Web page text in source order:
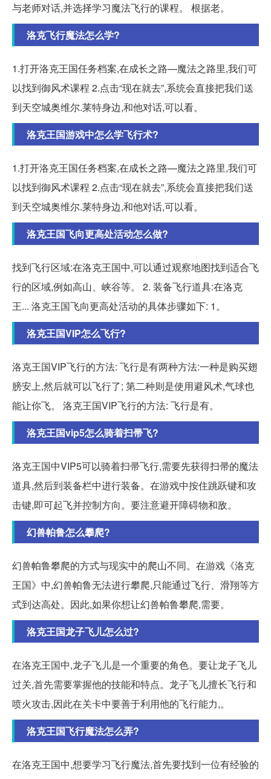
与老师对话,并选择学习魔法飞行的课程。 根据老。
洛克飞行魔法怎么学?
1.打开洛克王国任务档案,在成长之路—魔法之路里,我们可
以找到御风术课程 2.点击“现在就去”,系统会直接把我们送
到天空城奥维尔.莱特身边,和他对话,可以看。
洛克王国游戏中怎么学飞行术?
1.打开洛克王国任务档案,在成长之路—魔法之路里,我们可
以找到御风术课程 2.点击“现在就去”,系统会直接把我们送
到天空城奥维尔.莱特身边,和他对话,可以看。
洛克王国飞向更高处活动怎么做?
找到飞行区域:在洛克王国中,可以通过观察地图找到适合飞
行的区域,例如高山、峡谷等。 2. 装备飞行道具:在洛克
王... 洛克王国飞向更高处活动的具体步骤如下: 1。
洛克王国VIP怎么飞行?
洛克王国VIP飞行的方法: 飞行是有两种方法:一种是购买翅
膀安上,然后就可以飞行了; 第二种则是使用避风术,气球也
能让你飞。 洛克王国VIP飞行的方法: 飞行是有。
洛克王国vip5怎么骑着扫帚飞?
洛克王国中VIP5可以骑着扫帚飞行,需要先获得扫帚的魔法
道具,然后到装备栏中进行装备。在游戏中按住跳跃键和攻
击键,即可起飞并控制方向。要注意避开障碍物和敌。
幻兽帕鲁怎么攀爬?
幻兽帕鲁攀爬的方式与现实中的爬山不同。在游戏《洛克
王国》中,幻兽帕鲁无法进行攀爬,只能通过飞行、滑翔等方
式到达高处。因此,如果你想让幻兽帕鲁攀爬,需要。
洛克王国龙子飞儿怎么过?
在洛克王国中,龙子飞儿是一个重要的角色。要让龙子飞儿
过关,首先需要掌握他的技能和特点。龙子飞儿擅长飞行和
喷火攻击,因此在关卡中要善于利用他的飞行能力,。
洛克王国飞行魔法怎么弄?
在洛克王国中,想要学习飞行魔法,首先要找到一位有经验的